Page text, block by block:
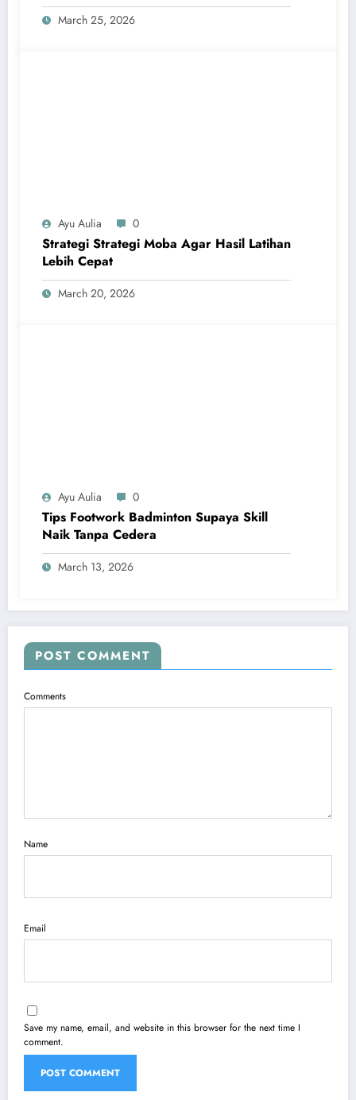
March 25, 2026
Ayu Aulia 0
Strategi Strategi Moba Agar Hasil Latihan
Lebih Cepat
March 20, 2026
Ayu Aulia 0
Tips Footwork Badminton Supaya Skill
Naik Tanpa Cedera
March 13, 2026
POST COMMENT
Comments
Name
Email
Save my name, email, and website in this browser for the next time I
comment.